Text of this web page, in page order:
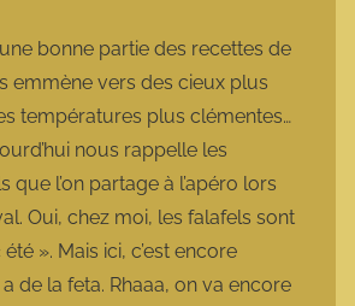
o
t
t
e
bonne partie des recettes de
emmène vers des cieux plus
températures plus clémentes…
nous rappelle les
que l’on partage à l’apéro lors
Oui, chez moi, les falafels sont
». Mais ici, c’est encore
de la feta. Rhaaa, on va encore